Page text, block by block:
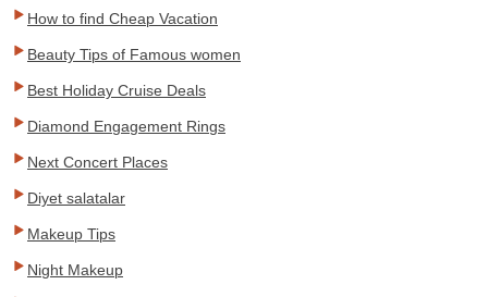
How to find Cheap Vacation
Beauty Tips of Famous women
Best Holiday Cruise Deals
Diamond Engagement Rings
Next Concert Places
Diyet salatalar
Makeup Tips
Night Makeup